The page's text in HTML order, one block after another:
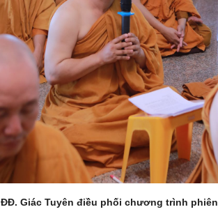
ĐĐ. Giác Tuyên điều phối chương trình